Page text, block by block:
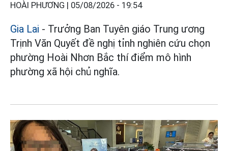
HOÀI PHƯƠNG | 05/08/2026 - 19:54
Gia Lai - Trưởng Ban Tuyên giáo Trung ương
Trịnh Văn Quyết đề nghị tỉnh nghiên cứu chọn
phường Hoài Nhơn Bắc thí điểm mô hình
phường xã hội chủ nghĩa.